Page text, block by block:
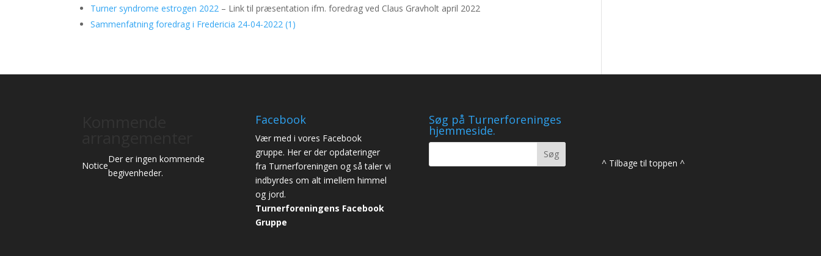
Turner syndrome estrogen 2022 – Link til præsentation ifm. foredrag ved Claus Gravholt april 2022
Sammenfatning foredrag i Fredericia 24-04-2022 (1)
Notice
Der er ingen kommende
begivenheder.
Facebook
Vær med i vores Facebook
gruppe. Her er der opdateringer
fra Turnerforeningen og så taler vi
indbyrdes om alt imellem himmel
og jord.
Turnerforeningens Facebook
Gruppe
Søg på Turnerforeninges
hjemmeside.
^ Tilbage til toppen ^